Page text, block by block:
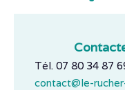
Tél. 07 80 34 87
contact@le-